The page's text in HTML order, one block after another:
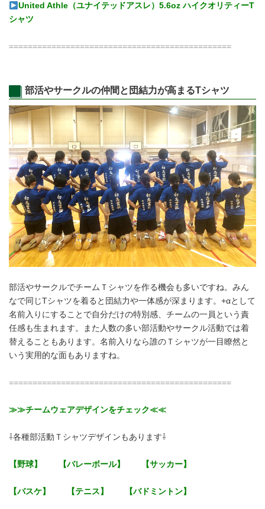
United Athle（ユナイテッドアスレ）5.6oz ハイクオリティーT
シャツ
===============================================
部活やサークルの仲間と団結力が高まるTシャツ
部活やサークルでチームＴシャツを作る機会も多いですね。みん
なで同じTシャツを着ると団結力や一体感が深まります。+αとして
名前入りにすることで自分だけの特別感、チームの一員という責
任感も生まれます。また人数の多い部活動やサークル活動では着
替えることもあります。名前入りなら誰のＴシャツが一目瞭然と
いう実用的な面もありますね。
===============================================
≫≫チームウェアデザインをチェック≪≪
⇩各種部活動Ｔシャツデザインもあります⇩
【野球】 【バレーボール】 【サッカー】
【バスケ】 【テニス】 【バドミントン】